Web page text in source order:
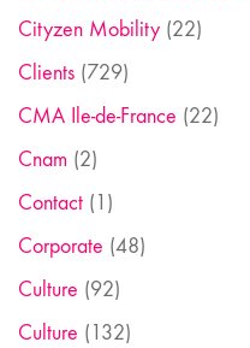
Cityzen Mobility (22)
Clients (729)
CMA Ile-de-France (22)
Cnam (2)
Contact (1)
Corporate (48)
Culture (92)
Culture (132)